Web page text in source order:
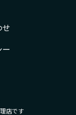
せ
店です